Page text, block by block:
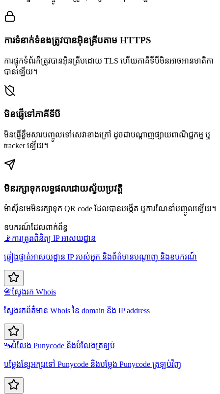
ការទំនាក់ទំនងត្រូវបានអ៊ិនគ្រីបតាម HTTPS
ការផ្ទុកទំព័រក៏ត្រូវបានអ៊ិនគ្រីបដោយ TLS ហើយភាគីទីបីមិនអាចអានមាតិកា
បានឡើយ។
មិនផ្ញើទៅភាគីទីបី
មិនផ្ញើខ្លឹមសារបញ្ចូលទៅសេវាខាងក្រៅ ដូចជាបណ្តាញផ្សាយពាណិជ្ជកម្ម ឬ
tracker ឡើយ។
មិនរក្សាទុកលទ្ធផលដោយស្វ័យប្រវត្តិ
ម៉ាស៊ីនមេមិនរក្សាទុក QR code ដែលបានបង្កើត ឬការណែនាំបញ្ចូលឡើយ។
ឧបករណ៍ដែលពាក់ព័ន្ធ
📡 ការត្រួតពិនិត្យ IP អាសយដ្ឋាន
ផ្ទៀងផ្ទាត់អាសយដ្ឋាន IP របស់អ្នក និងព័ត៌មានបណ្តាញ និងឧបករណ៍
📇ស្វែងរក Whois
ស្វែងរកព័ត៌មាន Whois នៃ domain និង IP address
🔤បំលែង Punycode និងបំលែងត្រឡប់
បម្លែងខ្សែអក្សរទៅ Punycode និងបម្លែង Punycode ត្រឡប់វិញ